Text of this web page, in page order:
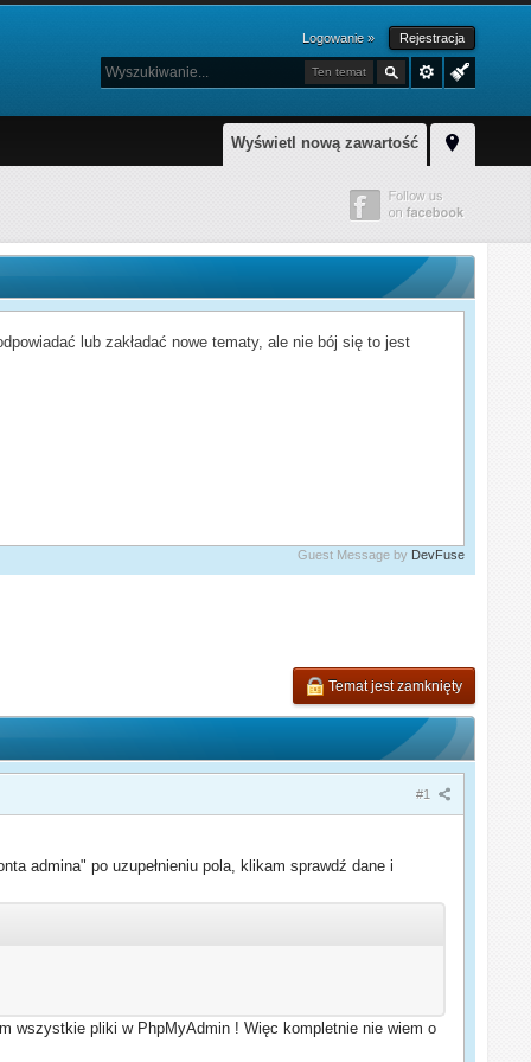
Logowanie » Rejestracja
Ten temat
Wyświetl nową zawartość
lub zakładać nowe tematy, ale nie bój się to jest
Guest Message by DevFuse
Temat jest zamknięty
#1
admina" po uzupełnieniu pola, klikam sprawdź dane i
wszystkie pliki w PhpMyAdmin ! Więc kompletnie nie wiem o